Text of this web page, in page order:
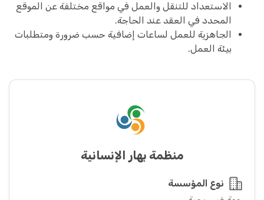
الاستعداد للتنقل والعمل في مواقع مختلفة عن الموقع
المحدد في العقد عند الحاجة.
الجاهزية للعمل لساعات إضافية حسب ضرورة ومتطلبات
بيئة العمل.
منظمة بهار الإنسانية
نوع المؤسسة